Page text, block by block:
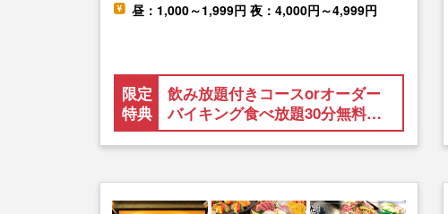
昼：1,000～1,999円 夜：4,000円～4,999円
限定
特典
飲み放題付きコースorオーダー
バイキング食べ放題30分無料…